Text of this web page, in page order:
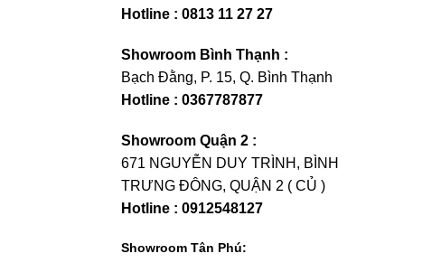
Hotline : 0813 11 27 27
Showroom Bình Thạnh :
Bạch Đằng, P. 15, Q. Bình Thạnh
Hotline : 0367787877
Showroom Quận 2 :
671 NGUYỄN DUY TRÌNH, BÌNH
TRƯNG ĐÔNG, QUẬN 2 ( CỦ )
Hotline : 0912548127
Showroom Tân Phú: